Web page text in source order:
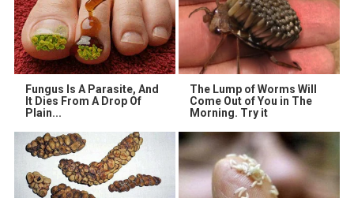
Fungus Is A Parasite, And
It Dies From A Drop Of
Plain...
The Lump of Worms Will
Come Out of You in The
Morning. Try it